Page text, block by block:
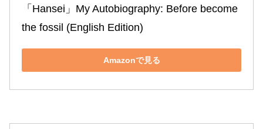
「Hansei」My Autobiography: Before become
the fossil (English Edition)
Amazonで見る